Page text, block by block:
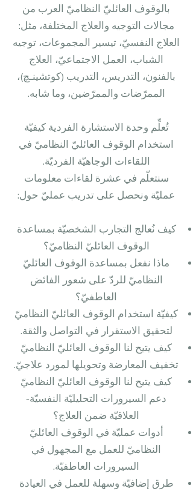
بالوقوف العائليّ النظاميّ العرب من
مجالات التوجيه والعلاج المختلفة، مثل:
العلاج النفسيّ، تيسير المجموعات، توجيه
الشباب، العمل الاجتماعيّ، العلاج
بالفنون، التدريس، التدريب (كوتشينـﭻ)،
الممرّضات والممرّضين، وما شابه.
تُعلِّم وحدة الاستشارة الفردية كيفيّة
استخدام الوقوف العائليّ النظاميّ في
اللقاءات الوجاهيّة الفرديّة.
سنتعلّم في عشرة لقاءات معلومات
عمليّة ونحصل على تدريب عمليّ حول:
كيف نُعالج التجارب الشخصيّة بمساعدة
الوقوف العائليّ النظاميّ؟
ماذا نفعل بمساعدة الوقوف العائليّ
النظاميّ للردّ على شعور الفائض
العاطفيّ؟
كيفيّة استخدام الوقوف العائليّ النظاميّ
لتحقيق الاستقرار في التواصل والثقة.
كيف يتيح لنا الوقوف العائليّ النظاميّ
تخفيف المعارضة وتحويلها لمورد علاجيّ.
كيف يتيح لنا الوقوف العائليّ النظاميّ
دعم السيرورات التحليليّة النفسيّة-
العلاقيّة ضمن العلاج؟
أدوات عمليّة في الوقوف العائليّ
النظاميّ للعمل مع المجهول في
السيرورات العاطفيّة.
طرق إضافيّة وسهلة للعمل في العيادة